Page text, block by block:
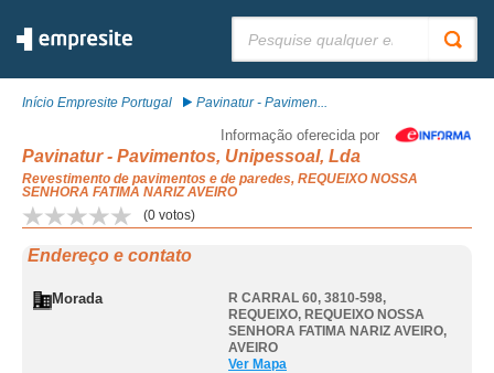
Início Empresite Portugal Pavinatur - Pavimen...
Informação oferecida por
Pavinatur - Pavimentos, Unipessoal, Lda
Revestimento de pavimentos e de paredes, REQUEIXO NOSSA
SENHORA FATIMA NARIZ AVEIRO
(0 votos)
Endereço e contato
Morada
R CARRAL 60, 3810-598,
REQUEIXO, REQUEIXO NOSSA
SENHORA FATIMA NARIZ AVEIRO,
AVEIRO
Ver Mapa